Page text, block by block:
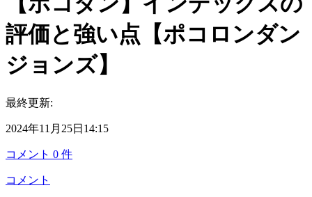
評価と強い点【ポコロンダン
ジョンズ】
最終更新:
2024年11月25日14:15
コメント 0 件
コメント